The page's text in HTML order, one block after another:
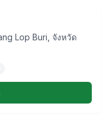
Lop Buri, จังหวัด